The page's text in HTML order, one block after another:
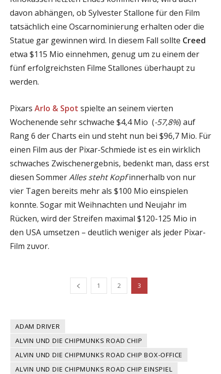
davon abhängen, ob Sylvester Stallone für den Film
tatsächlich eine Oscarnominierung erhalten oder die
Statue gar gewinnen wird. In diesem Fall sollte Creed
etwa $115 Mio einnehmen, genug um zu einem der
fünf erfolgreichsten Filme Stallones überhaupt zu
werden.
Pixars Arlo & Spot spielte an seinem vierten
Wochenende sehr schwache $4,4 Mio (-57,8%) auf
Rang 6 der Charts ein und steht nun bei $96,7 Mio. Für
einen Film aus der Pixar-Schmiede ist es ein wirklich
schwaches Zwischenergebnis, bedenkt man, dass erst
diesen SommerAlles steht Kopfinnerhalb von nur
vier Tagen bereits mehr als $100 Mio einspielen
konnte. Sogar mit Weihnachten und Neujahr im
Rücken, wird der Streifen maximal $120-125 Mio in
den USA umsetzen – deutlich weniger als jeder Pixar-
Film zuvor.
1 2 3
ADAM DRIVER
ALVIN UND DIE CHIPMUNKS ROAD CHIP
ALVIN UND DIE CHIPMUNKS ROAD CHIP BOX-OFFICE
ALVIN UND DIE CHIPMUNKS ROAD CHIP EINSPIEL